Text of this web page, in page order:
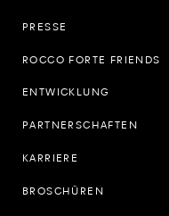
PRESSE
ROCCO FORTE FRIENDS
ENTWICKLUNG
PARTNERSCHAFTEN
KARRIERE
BROSCHÜREN